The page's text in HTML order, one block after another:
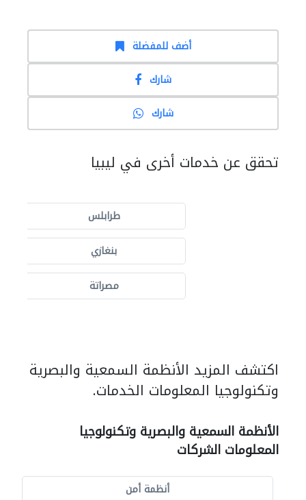
أضف للمفضلة
شارك
شارك
تحقق عن خدمات أخرى في ليبيا
طرابلس
بنغازي
مصراتة
اكتشف المزيد الأنظمة السمعية والبصرية
وتكنولوجيا المعلومات الخدمات.
الأنظمة السمعية والبصرية وتكنولوجيا
المعلومات الشركات
أنظمة أمن